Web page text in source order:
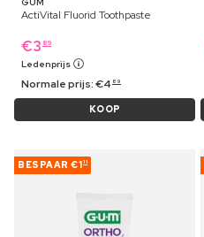
ActiVital Fluorid Toothpaste
€3 89
Ledenprijs
Normale prijs:€4 89
KOOP
BESPAAR €111